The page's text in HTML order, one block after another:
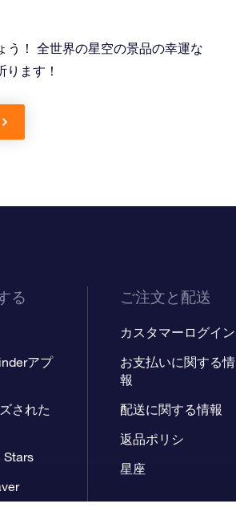
う！ 全世界の星空の景品の幸運な
ます！
る
アプ
された
Stars
ご注文と配送
カスタマーログイン
お支払いに関する情
報
配送に関する情報
返品ポリシ
星座